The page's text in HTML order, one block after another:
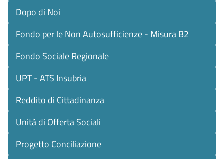
Dopo di Noi
Fondo per le Non Autosufficienze - Misura B2
Fondo Sociale Regionale
UPT - ATS Insubria
Reddito di Cittadinanza
Unità di Offerta Sociali
Progetto Conciliazione